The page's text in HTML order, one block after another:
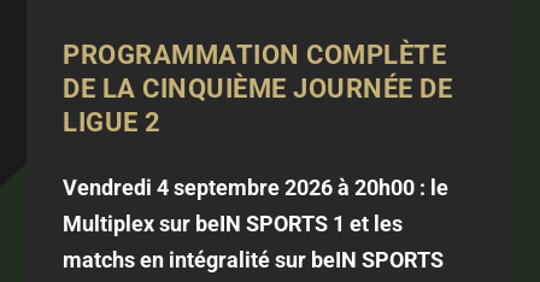
PROGRAMMATION COMPLÈTE
DE LA CINQUIÈME JOURNÉE DE
LIGUE 2
Vendredi 4 septembre 2026 à 20h00 : le
Multiplex sur beIN SPORTS 1 et les
matchs en intégralité sur beIN SPORTS